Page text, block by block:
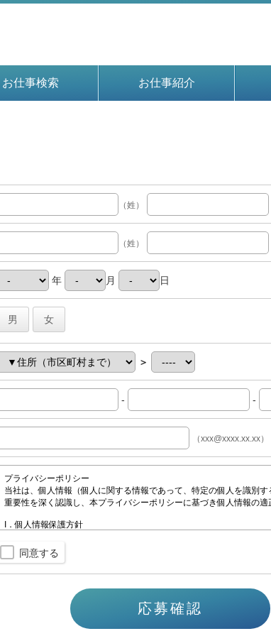
お仕事検索 お仕事紹介
（姓）
（姓）
年 月 日
男 女
＞
- -
（xxx@xxxx.xx.xx）
同意する